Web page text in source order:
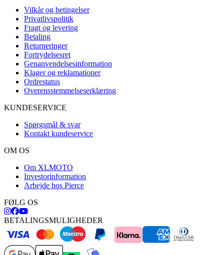
Vilkår og betingelser
Privatlivspolitik
Fragt og levering
Betaling
Returneringer
Fortrydelsesret
Genanvendelsesinformation
Klager og reklamationer
Ordrestatus
Overensstemmelseserklæring
KUNDESERVICE
Spørgsmål & svar
Kontakt kundeservice
OM OS
Om XLMOTO
Investorinformation
Arbejde hos Pierce
FØLG OS
BETALINGSMULIGHEDER